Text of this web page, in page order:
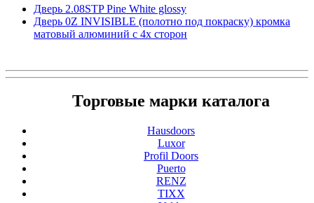
Дверь 2.08STP Pine White glossy
Дверь 0Z INVISIBLE (полотно под покраску) кромка
матовый алюминий с 4х сторон
Торговые марки каталога
Hausdoors
Luxor
Profil Doors
Puerto
RENZ
TIXX